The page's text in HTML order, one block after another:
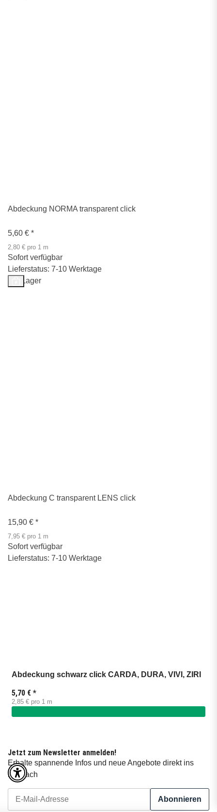
Abdeckung NORMA transparent click
5,60 € *
2,80 € pro 1 m
Sofort verfügbar
Lieferstatus: 7-10 Werktage
Auf Lager
Abdeckung C transparent LENS click
15,90 € *
7,95 € pro 1 m
Sofort verfügbar
Lieferstatus: 7-10 Werktage
Abdeckung schwarz click CARDA, DURA, VIVI, ZIRI
5,70 € *
2,85 € pro 1 m
Jetzt zum Newsletter anmelden!
Erhalte spannende Infos und neue Angebote direkt ins
Postfach
Abonnieren